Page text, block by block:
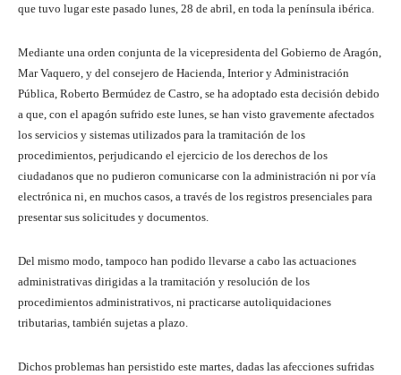
que tuvo lugar este pasado lunes, 28 de abril, en toda la península ibérica.
Mediante una orden conjunta de la vicepresidenta del Gobierno de Aragón,
Mar Vaquero, y del consejero de Hacienda, Interior y Administración
Pública, Roberto Bermúdez de Castro, se ha adoptado esta decisión debido
a que, con el apagón sufrido este lunes, se han visto gravemente afectados
los servicios y sistemas utilizados para la tramitación de los
procedimientos, perjudicando el ejercicio de los derechos de los
ciudadanos que no pudieron comunicarse con la administración ni por vía
electrónica ni, en muchos casos, a través de los registros presenciales para
presentar sus solicitudes y documentos.
Del mismo modo, tampoco han podido llevarse a cabo las actuaciones
administrativas dirigidas a la tramitación y resolución de los
procedimientos administrativos, ni practicarse autoliquidaciones
tributarias, también sujetas a plazo.
Dichos problemas han persistido este martes, dadas las afecciones sufridas